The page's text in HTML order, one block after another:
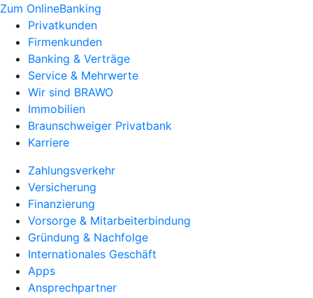
Zum OnlineBanking
Privatkunden
Firmenkunden
Banking & Verträge
Service & Mehrwerte
Wir sind BRAWO
Immobilien
Braunschweiger Privatbank
Karriere
Zahlungsverkehr
Versicherung
Finanzierung
Vorsorge & Mitarbeiterbindung
Gründung & Nachfolge
Internationales Geschäft
Apps
Ansprechpartner